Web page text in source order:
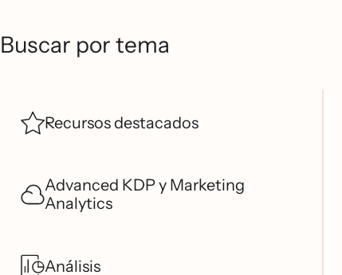
Buscar por tema
Recursos destacados
Advanced KDP y Marketing
Analytics
Análisis